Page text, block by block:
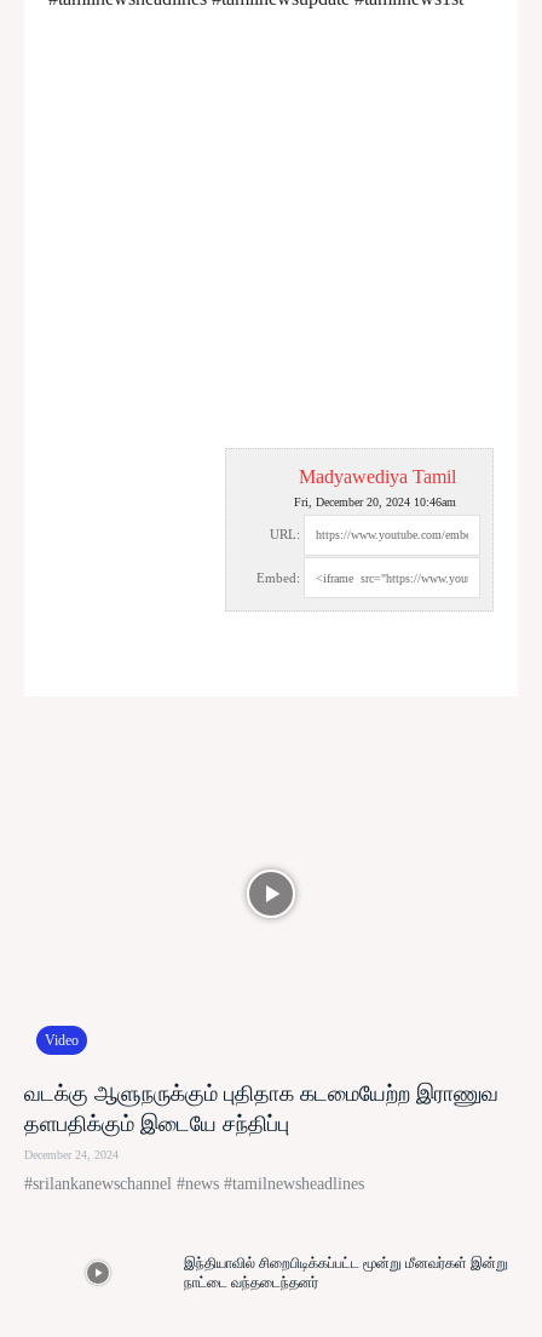
Madyawediya Tamil
Fri, December 20, 2024 10:46am
URL:
Embed:
Video
வடக்கு ஆளுநருக்கும் புதிதாக கடமையேற்ற இராணுவ
தளபதிக்கும் இடையே சந்திப்பு
December 24, 2024
#srilankanewschannel #news #tamilnewsheadlines
இந்தியாவில் சிறைபிடிக்கப்பட்ட மூன்று மீனவர்கள் இன்று
நாட்டை வந்தடைந்தனர்